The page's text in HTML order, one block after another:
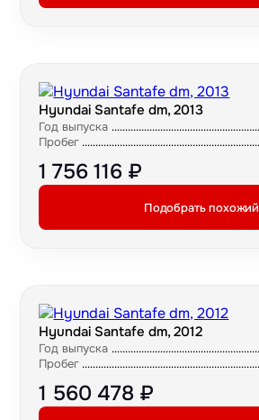
Hyundai Santafe dm, 2013
Год выпуска
Пробег
1 756 116 ₽
Подобрать похожий
Hyundai Santafe dm, 2012
Год выпуска
Пробег
1 560 478 ₽